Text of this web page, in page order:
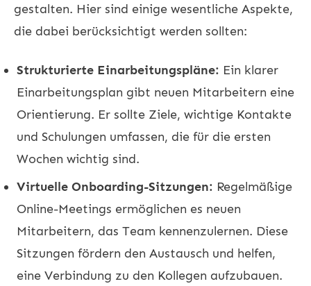
gestalten. Hier sind einige wesentliche Aspekte,
die dabei berücksichtigt werden sollten:
Strukturierte Einarbeitungspläne: Ein klarer
Einarbeitungsplan gibt neuen Mitarbeitern eine
Orientierung. Er sollte Ziele, wichtige Kontakte
und Schulungen umfassen, die für die ersten
Wochen wichtig sind.
Virtuelle Onboarding-Sitzungen: Regelmäßige
Online-Meetings ermöglichen es neuen
Mitarbeitern, das Team kennenzulernen. Diese
Sitzungen fördern den Austausch und helfen,
eine Verbindung zu den Kollegen aufzubauen.